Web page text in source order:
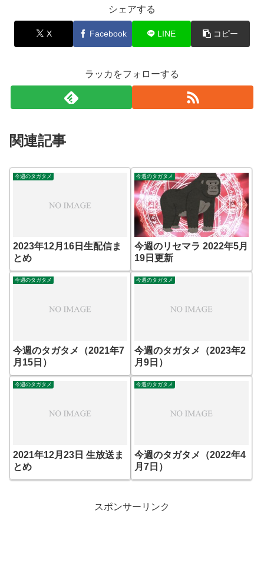
シェアする
X Facebook LINE コピー
ラッカをフォローする
関連記事
今週のタガタメ
2023年12月16日生配信ま
とめ
今週のタガタメ
今週のリセマラ 2022年5月
19日更新
今週のタガタメ
今週のタガタメ（2021年7
月15日）
今週のタガタメ
今週のタガタメ（2023年2
月9日）
今週のタガタメ
2021年12月23日 生放送ま
とめ
今週のタガタメ
今週のタガタメ（2022年4
月7日）
スポンサーリンク